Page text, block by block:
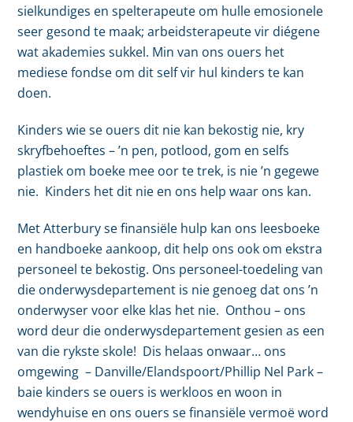
sielkundiges en spelterapeute om hulle emosionele
seer gesond te maak; arbeidsterapeute vir diégene
wat akademies sukkel. Min van ons ouers het
mediese fondse om dit self vir hul kinders te kan
doen.
Kinders wie se ouers dit nie kan bekostig nie, kry
skryfbehoeftes – ’n pen, potlood, gom en selfs
plastiek om boeke mee oor te trek, is nie ’n gegewe
nie. Kinders het dit nie en ons help waar ons kan.
Met Atterbury se finansiële hulp kan ons leesboeke
en handboeke aankoop, dit help ons ook om ekstra
personeel te bekostig. Ons personeel-toedeling van
die onderwysdepartement is nie genoeg dat ons ’n
onderwyser voor elke klas het nie. Onthou – ons
word deur die onderwysdepartement gesien as een
van die rykste skole! Dis helaas onwaar… ons
omgewing – Danville/Elandspoort/Phillip Nel Park –
baie kinders se ouers is werkloos en woon in
wendyhuise en ons ouers se finansiële vermoë word